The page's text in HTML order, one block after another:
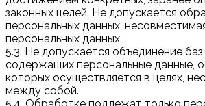
законных целей. Не допускается
персональных данных,
персональных данных.
5.3. Не допускается объединение баз
содержащих персональные данные,
которых осуществляется в целях,
между собой.